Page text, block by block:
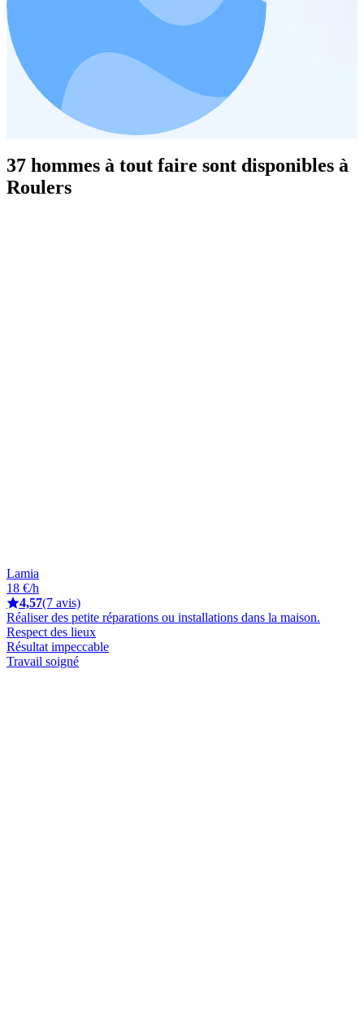
37 hommes à tout faire sont disponibles à
Roulers
Lamia
18 €/h
4,57(7 avis)
Réaliser des petite réparations ou installations dans la maison.
Respect des lieux
Résultat impeccable
Travail soigné